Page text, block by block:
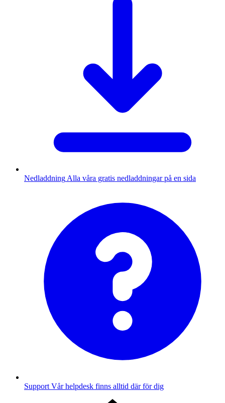
Nedladdning Alla våra gratis nedladdningar på en sida
Support Vår helpdesk finns alltid där för dig